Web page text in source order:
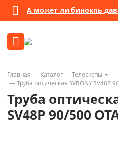
А может ли бинокль
Главная Каталог
Телескопы
Труба оптическая SVBONY SV48P
Труба
SV48P 90/500